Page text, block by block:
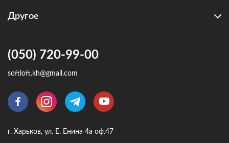
Другое
(050) 720-99-00
softloft.kh@gmail.com
г. Харьков, ул. Е. Енина 4а оф.47